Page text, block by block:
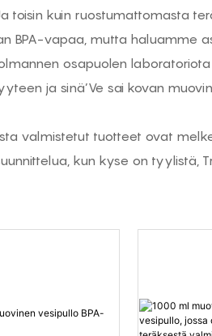
kuin ruostumattomasta
BPA-vapaa, mutta haluamme
osapuolen
ja sinä’Ve sai kovan
valmistetut tuotteet ovat
kun kyse on tyylistä,